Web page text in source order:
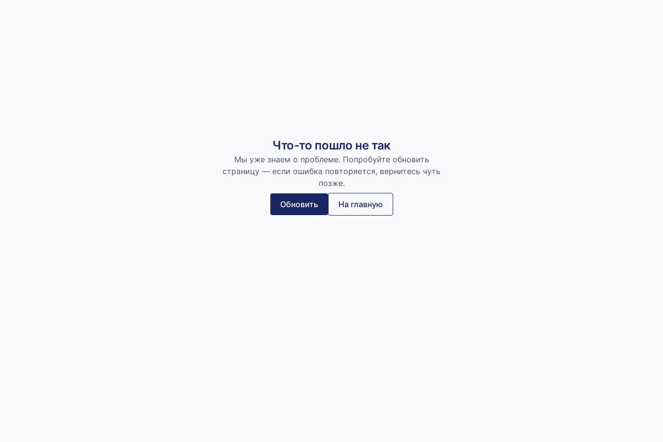
Что-то пошло не так
Мы уже знаем о проблеме. Попробуйте обновить
страницу — если ошибка повторяется, вернитесь чуть
позже.
Обновить На главную